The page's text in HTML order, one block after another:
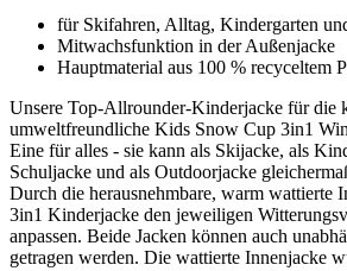
für Skifahren, Alltag, Kindergarten
Mitwachsfunktion in der Außenjacke
Hauptmaterial aus 100 % recyceltem
Unsere Top-Allrounder-Kinderjacke für die
umweltfreundliche Kids Snow Cup 3in1
Eine für alles - sie kann als Skijacke, als
Schuljacke und als Outdoorjacke
Durch die herausnehmbare, warm wattierte
3in1 Kinderjacke den jeweiligen
anpassen. Beide Jacken können auch
getragen werden. Die wattierte Innenjacke